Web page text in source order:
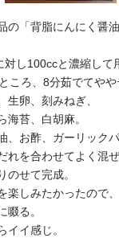
の「背脂にんにく醤
し100ccと濃縮して
ころ、8分茹でてやや
生卵、刻みねぎ、
海苔、白胡麻。
、お酢、ガーリックパ
れを合わせてよく混ぜ
のせて完成。
楽しみたかったので、
啜る。
イイ感じ。